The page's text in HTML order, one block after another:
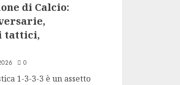
di Calcio:
tattici,
0
1-3-3-3 è un assetto